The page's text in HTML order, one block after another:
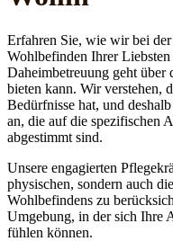
Erfahren Sie, wie wir bei
Wohlbefinden Ihrer
Daheimbetreuung geht über
bieten kann. Wir verstehen,
Bedürfnisse hat, und
an, die auf die spezifischen
abgestimmt sind.
Unsere engagierten
physischen, sondern auch
Wohlbefindens zu
Umgebung, in der sich Ihre
fühlen können.